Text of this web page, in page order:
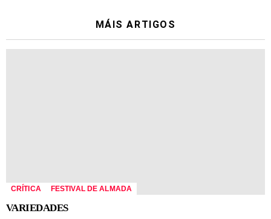
MÁIS ARTIGOS
CRÍTICA FESTIVAL DE ALMADA
VARIEDADES